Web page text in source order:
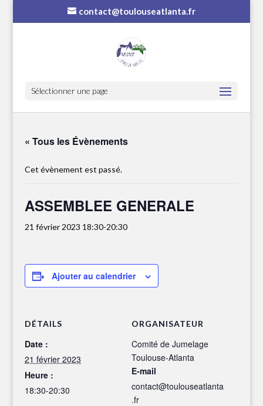
contact@toulouseatlanta.fr
Sélectionner une page
« Tous les Évènements
Cet évènement est passé.
ASSEMBLEE GENERALE
21 février 2023 18:30-20:30
Ajouter au calendrier
DÉTAILS
Date :
21 février 2023
Heure :
18:30-20:30
ORGANISATEUR
Comité de Jumelage
Toulouse-Atlanta
E-mail
contact@toulouseatlanta
.fr